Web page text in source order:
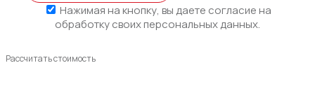
Нажимая на кнопку, вы даете согласие на
обработку своих персональных данных.
Рассчитать стоимость